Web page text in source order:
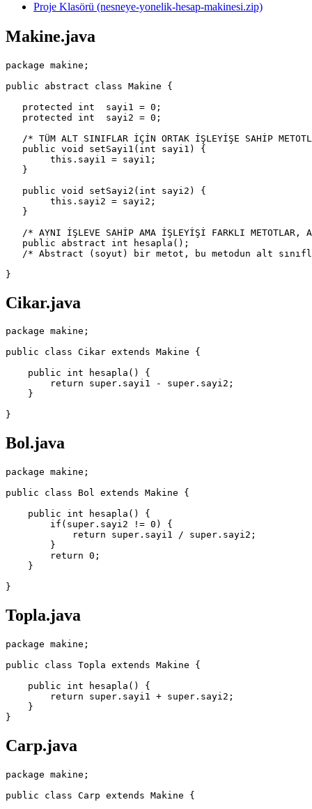
Proje Klasörü (nesneye-yonelik-hesap-makinesi.zip)
Makine.java
package makine;
public abstract class Makine {
   protected int  sayi1 = 0;
   protected int  sayi2 = 0;
/* TÜM ALT SINIFLAR İÇİN ORTAK İŞLEYİŞE SAHİP
   public void setSayi1(int sayi1) {
        this.sayi1 = sayi1;
   }
   public void setSayi2(int sayi2) {
        this.sayi2 = sayi2;
   }
/* AYNI İŞLEVE SAHİP AMA İŞLEYİŞİ FARKLI METOTLAR,
   public abstract int hesapla();
/* Abstract (soyut) bir metot, bu metodun alt
Cikar.java
package makine;
public class Cikar extends Makine {
    public int hesapla() {
        return super.sayi1 - super.sayi2;
    }
Bol.java
package makine;
public class Bol extends Makine {
    public int hesapla() {
        if(super.sayi2 != 0) {
            return super.sayi1 / super.sayi2;
        }
        return 0;
    }
Topla.java
package makine;
public class Topla extends Makine {
    public int hesapla() {
        return super.sayi1 + super.sayi2;
    }
Carp.java
package makine;
public class Carp extends Makine {